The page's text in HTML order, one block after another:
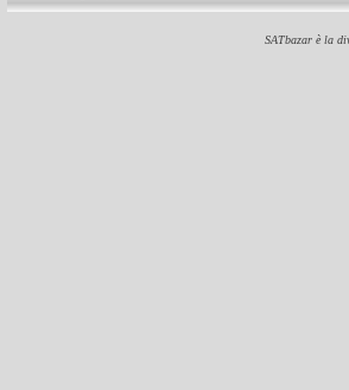
SATbazar è la